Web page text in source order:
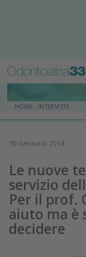
HOME - INTERVISTE
30 Gennaio 2014
Le nuove
servizio
Per il prof.
aiuto ma è
decidere